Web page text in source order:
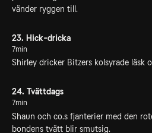
vänder ryggen till.
23. Hick-dricka
7min
Shirley dricker Bitzers kolsyrade läsk
24. Tvättdags
7min
Shaun och co.s fjanterier med den
bondens tvätt blir smutsig.